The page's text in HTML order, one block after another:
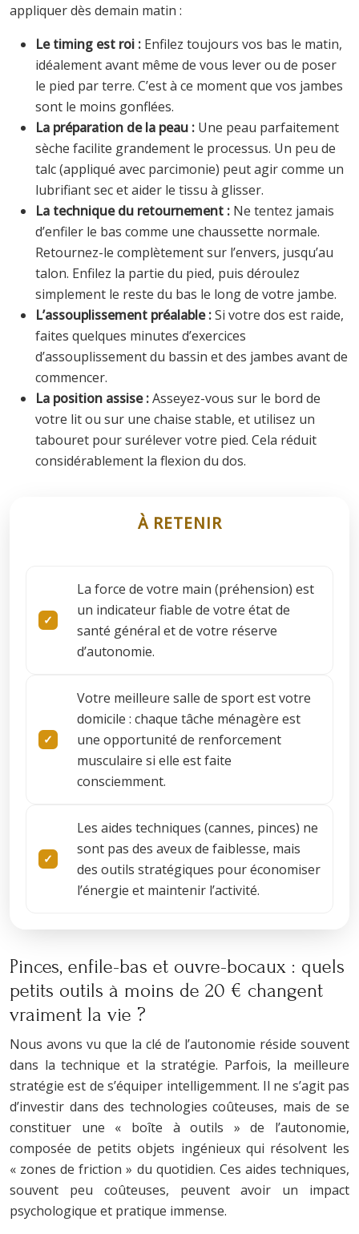
appliquer dès demain matin :
Le timing est roi : Enfilez toujours vos bas le matin,
idéalement avant même de vous lever ou de poser
le pied par terre. C’est à ce moment que vos jambes
sont le moins gonflées.
La préparation de la peau : Une peau parfaitement
sèche facilite grandement le processus. Un peu de
talc (appliqué avec parcimonie) peut agir comme un
lubrifiant sec et aider le tissu à glisser.
La technique du retournement : Ne tentez jamais
d’enfiler le bas comme une chaussette normale.
Retournez-le complètement sur l’envers, jusqu’au
talon. Enfilez la partie du pied, puis déroulez
simplement le reste du bas le long de votre jambe.
L’assouplissement préalable :Si votre dos est raide,
faites quelques minutes d’exercices
d’assouplissement du bassin et des jambes avant de
commencer.
La position assise :Asseyez-vous sur le bord de
votre lit ou sur une chaise stable, et utilisez un
tabouret pour surélever votre pied. Cela réduit
considérablement la flexion du dos.
À RETENIR
La force de votre main (préhension) est
un indicateur fiable de votre état de
santé général et de votre réserve
d’autonomie.
Votre meilleure salle de sport est votre
domicile : chaque tâche ménagère est
une opportunité de renforcement
musculaire si elle est faite
consciemment.
Les aides techniques (cannes, pinces) ne
sont pas des aveux de faiblesse, mais
des outils stratégiques pour économiser
l’énergie et maintenir l’activité.
Pinces, enfile-bas et ouvre-bocaux : quels
petits outils à moins de 20 € changent
vraiment la vie ?
Nous avons vu que la clé de l’autonomie réside souvent
dans la technique et la stratégie. Parfois, la meilleure
stratégie est de s’équiper intelligemment. Il ne s’agit pas
d’investir dans des technologies coûteuses, mais de se
constituer une « boîte à outils » de l’autonomie,
composée de petits objets ingénieux qui résolvent les
« zones de friction » du quotidien. Ces aides techniques,
souvent peu coûteuses, peuvent avoir un impact
psychologique et pratique immense.